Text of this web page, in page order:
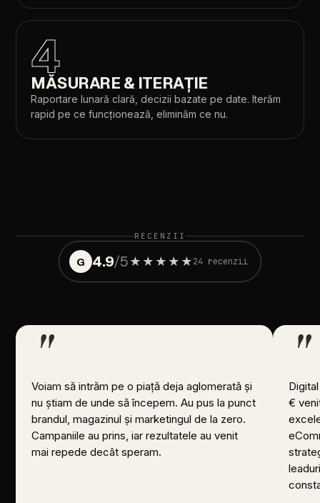
4
MĂSURARE & ITERAȚIE
Raportare lunară clară, decizii bazate pe date. Iterăm
rapid pe ce funcționează, eliminăm ce nu.
RECENZII
G 4.9/5 ★★★★★24 recenzii
"
Voiam să intrăm pe o piață deja aglomerată și
nu știam de unde să începem. Au pus la punct
brandul, magazinul și marketingul de la zero.
Campaniile au prins, iar rezultatele au venit
mai repede decât speram.
"
Digital
€
leaduri